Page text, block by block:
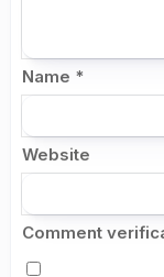
Name *
Website
Comment